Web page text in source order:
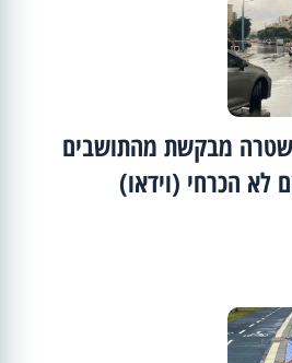
מבקשת מהתושבים
הכרחי (וידאו)